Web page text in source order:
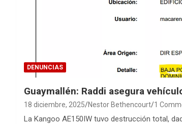
DENUNCIAS
Guaymallén: Raddi asegura
18 diciembre, 2025 Nestor Bethencourt 1
La Kangoo AE150IW tuvo destrucción total,